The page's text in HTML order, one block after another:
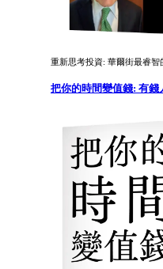
重新思考投資: 華爾街最睿
把你的時間變值錢: 有錢